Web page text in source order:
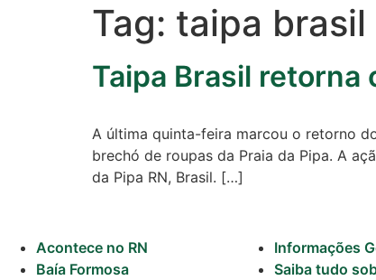
Comércio e
Negócios na
Política
Turismo
Litoral Sul
Tag: taipa
Taipa Brasil retorna
A última quinta-feira marcou o retorno
brechó de roupas da Praia da Pipa. A
da Pipa RN, Brasil. […]
Acontece no RN
Baía Formosa
Informações
Saiba tudo